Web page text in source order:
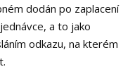
dodán po zaplacení
a to jako
odkazu, na kterém